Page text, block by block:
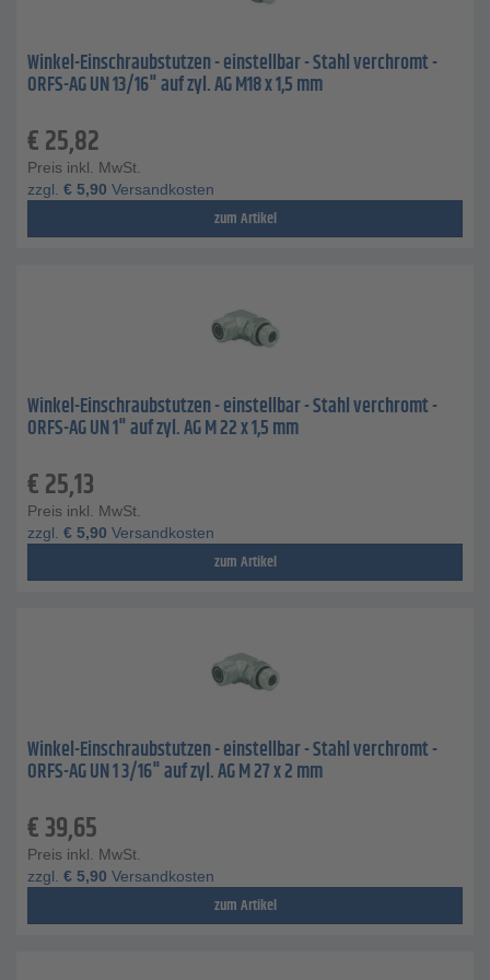
Winkel-Einschraubstutzen - einstellbar - Stahl verchromt -
ORFS-AG UN 13/16" auf zyl. AG M18 x 1,5 mm
€25,82
Preis inkl. MwSt.
zzgl. € 5,90 Versandkosten
zum Artikel
Winkel-Einschraubstutzen - einstellbar - Stahl verchromt -
ORFS-AG UN 1" auf zyl. AG M 22 x 1,5 mm
€25,13
Preis inkl. MwSt.
zzgl. € 5,90 Versandkosten
zum Artikel
Winkel-Einschraubstutzen - einstellbar - Stahl verchromt -
ORFS-AG UN 1 3/16" auf zyl. AG M 27 x 2 mm
€39,65
Preis inkl. MwSt.
zzgl. € 5,90 Versandkosten
zum Artikel